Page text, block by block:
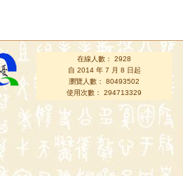
在線人數： 2928
自 2014 年 7 月 8 日起
瀏覽人數： 80493502
使用次數： 294713329